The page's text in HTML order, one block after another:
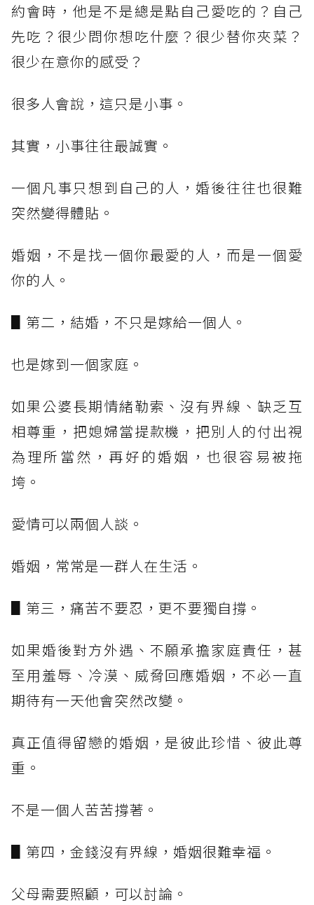
約會時，他是不是總是點自己愛吃的？自己
先吃？很少問你想吃什麼？很少替你夾菜？
很少在意你的感受？
很多人會說，這只是小事。
其實，小事往往最誠實。
一個凡事只想到自己的人，婚後往往也很難
突然變得體貼。
婚姻，不是找一個你最愛的人，而是一個愛
你的人。
▋第二，結婚，不只是嫁給一個人。
也是嫁到一個家庭。
如果公婆長期情緒勒索、沒有界線、缺乏互
相尊重，把媳婦當提款機，把別人的付出視
為理所當然，再好的婚姻，也很容易被拖
垮。
愛情可以兩個人談。
婚姻，常常是一群人在生活。
▋第三，痛苦不要忍，更不要獨自撐。
如果婚後對方外遇、不願承擔家庭責任，甚
至用羞辱、冷漠、威脅回應婚姻，不必一直
期待有一天他會突然改變。
真正值得留戀的婚姻，是彼此珍惜、彼此尊
重。
不是一個人苦苦撐著。
▋第四，金錢沒有界線，婚姻很難幸福。
父母需要照顧，可以討論。